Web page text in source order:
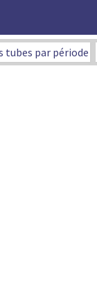
tubes par période